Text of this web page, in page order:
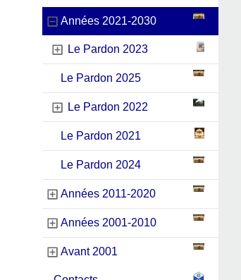
Années 2021-2030
Le Pardon 2023
Le Pardon 2025
Le Pardon 2022
Le Pardon 2021
Le Pardon 2024
Années 2011-2020
Années 2001-2010
Avant 2001